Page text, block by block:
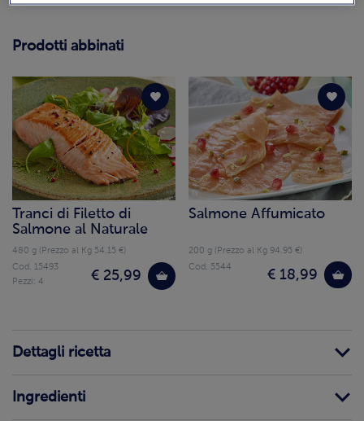
Prodotti abbinati
Tranci di Filetto di
Salmone al Naturale
480 g (Prezzo al Kg 54.15 €)
€ 25,99
Cod. 15493
Pezzi: 4
Salmone Affumicato
200 g (Prezzo al Kg 94.95 €)
€ 18,99
Cod. 5544
Dettagli ricetta
Ingredienti